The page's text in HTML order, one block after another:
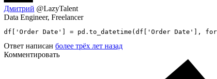
Дмитрий @LazyTalent
Data Engineer, Freelancer
df['Order Date'] = pd.to_datetime(df['Order Date'],
Ответ написан более трёх лет назад
Комментировать